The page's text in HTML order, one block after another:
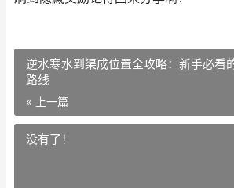
逆水寒水到渠成位置全攻略：新手必看
路线
« 上一篇
没有了！